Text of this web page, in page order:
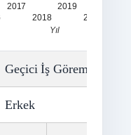
2017
2018
2019
2020
Yıl
Geçici İş Göremezlik
Erkek